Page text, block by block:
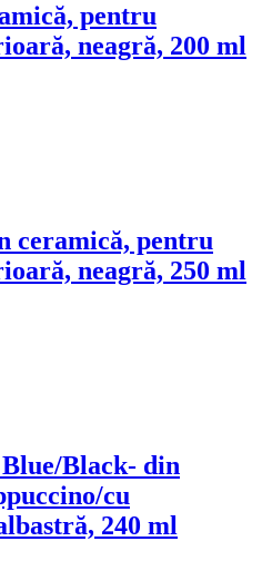
pentru
neagră, 200 ml
ceramică, pentru
neagră, 250 ml
Black- din
cu
240 ml